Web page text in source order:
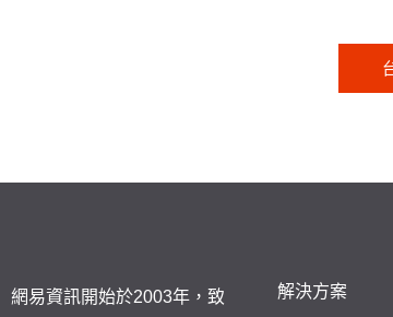
網易資訊開始於2003年，致
解決方案